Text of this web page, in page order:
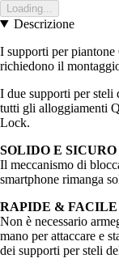
Loading...
Descrizione
I supporti per
richiedono il
I due supporti per
tutti gli alloggiamenti
Lock.
SOLIDO E SICURO
Il meccanismo di
smartphone rimanga
RAPIDE &
Non è necessario
mano per attaccare e
dei supporti per steli